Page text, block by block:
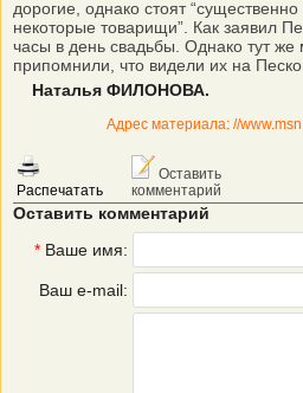
дорогие, однако стоят
некоторые товарищи”. Как заявил
часы в день свадьбы. Однако тут же
припомнили, что видели их на
Наталья ФИЛОНОВА.
Адрес материала: //
Распечатать
Оставить
комментарий
Оставить комментарий
* Ваше имя:
Ваш e-mail: